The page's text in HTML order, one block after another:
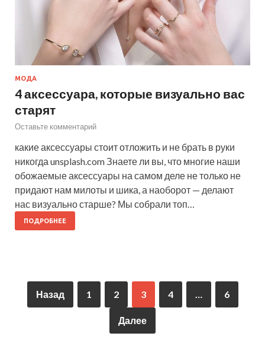
МОДА
4 аксессуара, которые визуально вас
старят
Оставьте комментарий
какие аксессуары стоит отложить и не брать в руки
никогда unsplash.com Знаете ли вы, что многие наши
обожаемые аксессуары на самом деле не только не
придают нам милоты и шика, а наоборот — делают
нас визуально старше? Мы собрали топ…
ПОДРОБНЕЕ
Назад 1 2 3 4 … 6
Далее